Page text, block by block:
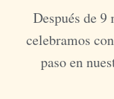
Después de
celebramos
paso en